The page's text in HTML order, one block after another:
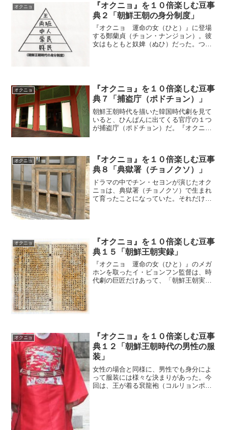
件がドラマを彩っている。チ...
オクニョ
『オクニョ』を１０倍楽しむ豆事
典２「朝鮮王朝の身分制度」
『オクニョ 運命の女（ひと）』に登場
する鄭蘭貞（チョン・ナンジョン）。彼
女はもともと奴婢（ぬひ）だった。つま
オクニョ
『オクニョ』を１０倍楽しむ豆事
典７「捕盗庁（ポドチョン）」
朝鮮王朝時代を描いた韓国時代劇を見て
いると、ひんぱんに出てくる官庁の１つ
が捕盗庁（ポドチョン）だ。『オクニ
える官庁朝鮮王朝の官庁制度...
オクニョ
『オクニョ』を１０倍楽しむ豆事
典８「典獄署（チョノクソ）」
ドラマの中でチン・セヨンが演じたオク
ニョは、典獄署（チョノクソ）で生まれ
て育ったことになっていた。それだけ
オクニョ
『オクニョ』を１０倍楽しむ豆事
典１５「朝鮮王朝実録」
『オクニョ 運命の女（ひと）』のメガ
ホンを取ったイ・ビョンフン監督は、時
代劇の巨匠だけあって、「朝鮮王朝実
オクニョ
『オクニョ』を１０倍楽しむ豆事
典１２「朝鮮王朝時代の男性の服
装」
女性の場合と同様に、男性でも身分によ
って服装には様々な決まりがあった。今
回は、王が着る袞龍袍（コルリョンポ）